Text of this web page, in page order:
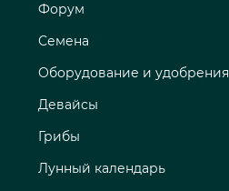
Форум
Семена
Оборудование и удобрения
Девайсы
Грибы
Лунный календарь